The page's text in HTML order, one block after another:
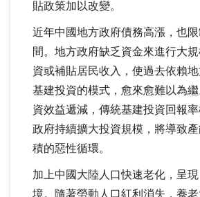
貼政策加以改變。
近年中國地方政府債務高漲，也
間。地方政府缺乏資金來進行大
資或補貼居民收入，使過去依賴
基建投資的模式，愈來愈難以為
資效益遞減，傳統基建投資回報
政府持續擴大投資規模，將導致
積的惡性循環。
加上中國大陸人口快速老化，呈
境。隨著勞動人口紅利消失，養